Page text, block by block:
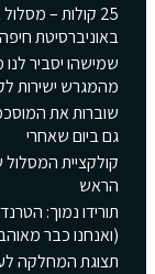
25 קולות –
באוניברסיטת חיפה
שמישהו יסביר
מהמגרש ישירות
שוברות את
גם ביום שאחרי
הראש
תורידו נמוך:
(ואנחנו כבר
תצוגת המחלקה